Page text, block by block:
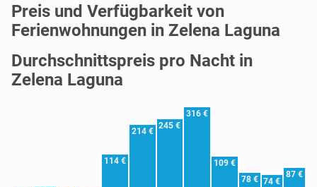
Preis und Verfügbarkeit von
Ferienwohnungen in Zelena Laguna
Durchschnittspreis pro Nacht in
Zelena Laguna
114 €
214 €
245 €
316 €
109 €
78 € 74 €
87 €